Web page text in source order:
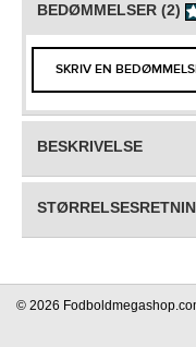
BEDØMMELSER (2)
SKRIV EN
BESKRIVELSE
© 2026